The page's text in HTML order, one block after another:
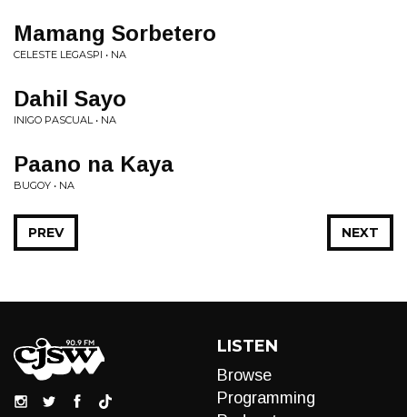
Mamang Sorbetero
CELESTE LEGASPI • NA
Dahil Sayo
INIGO PASCUAL • NA
Paano na Kaya
BUGOY • NA
NEXT
PREV
LISTEN
Browse
Programming